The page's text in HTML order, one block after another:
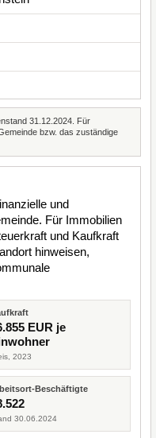
31.12.2024. Für
bzw. das zuständige
und
Für Immobilien
und Kaufkraft
hinweisen,
EUR je
2023
Beschäftigte
30.06.2024